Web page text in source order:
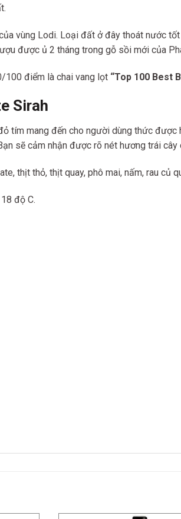
vùng Lodi. Loại đất ở đây thoát nước
được ủ 2 tháng trong gỗ sồi mới của
100 điểm là chai vang lọt “Top 100 Best
Sirah
tím mang đến cho người dùng thức
sẽ cảm nhận được rõ nét hương trái
thịt thỏ, thịt quay, phô mai, nấm, rau củ
độ C.